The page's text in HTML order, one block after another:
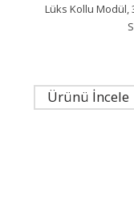
Lüks Kollu Modül,
Ürünü İncele